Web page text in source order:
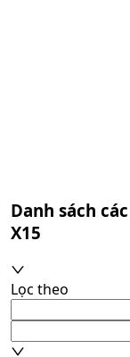
Danh sách
X15
Lọc theo